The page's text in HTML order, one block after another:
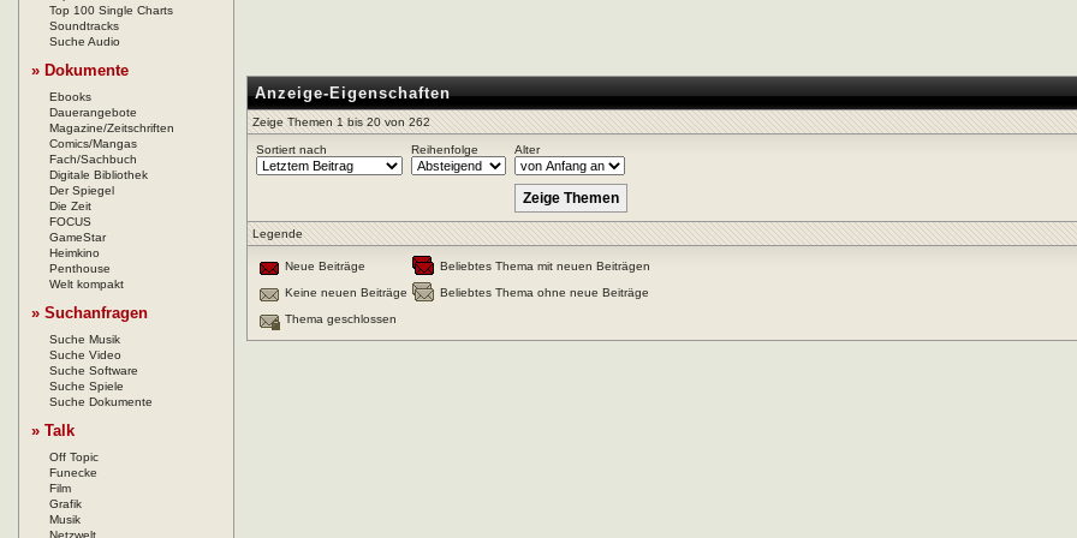
Top 100 Single Charts
Soundtracks
Suche Audio
» Dokumente
Ebooks
Dauerangebote
Magazine/Zeitschriften
Comics/Mangas
Fach/Sachbuch
Digitale Bibliothek
Der Spiegel
Die Zeit
FOCUS
GameStar
Heimkino
Penthouse
Welt kompakt
» Suchanfragen
Suche Musik
Suche Video
Suche Software
Suche Spiele
Suche Dokumente
» Talk
Off Topic
Funecke
Film
Grafik
Musik
Anzeige-Eigenschaften
Zeige Themen 1 bis 20 von 262
Sortiert nach Reihenfolge Alter
Legende
Neue Beiträge
Beliebtes Thema mit neuen Beiträgen
Keine neuen Beiträge
Beliebtes Thema ohne neue Beiträge
Thema geschlossen